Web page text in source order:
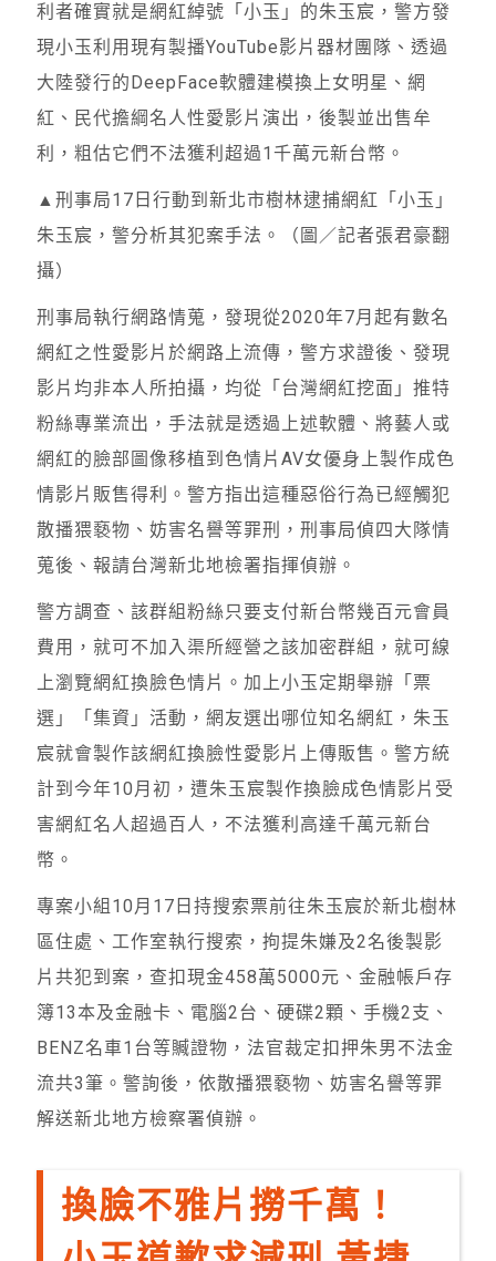
利者確實就是網紅綽號「小玉」的朱玉宸，警方發
現小玉利用現有製播YouTube影片器材團隊、透過
大陸發行的DeepFace軟體建模換上女明星、網
紅、民代擔綱名人性愛影片演出，後製並出售牟
利，粗估它們不法獲利超過1千萬元新台幣。
▲刑事局17日行動到新北市樹林逮捕網紅「小玉」
朱玉宸，警分析其犯案手法。（圖／記者張君豪翻
攝）
刑事局執行網路情蒐，發現從2020年7月起有數名
網紅之性愛影片於網路上流傳，警方求證後、發現
影片均非本人所拍攝，均從「台灣網紅挖面」推特
粉絲專業流出，手法就是透過上述軟體、將藝人或
網紅的臉部圖像移植到色情片AV女優身上製作成色
情影片販售得利。警方指出這種惡俗行為已經觸犯
散播猥褻物、妨害名譽等罪刑，刑事局偵四大隊情
蒐後、報請台灣新北地檢署指揮偵辦。
警方調查、該群組粉絲只要支付新台幣幾百元會員
費用，就可不加入渠所經營之該加密群組，就可線
上瀏覽網紅換臉色情片。加上小玉定期舉辦「票
選」「集資」活動，網友選出哪位知名網紅，朱玉
宸就會製作該網紅換臉性愛影片上傳販售。警方統
計到今年10月初，遭朱玉宸製作換臉成色情影片受
害網紅名人超過百人，不法獲利高達千萬元新台
幣。
專案小組10月17日持搜索票前往朱玉宸於新北樹林
區住處、工作室執行搜索，拘提朱嫌及2名後製影
片共犯到案，查扣現金458萬5000元、金融帳戶存
簿13本及金融卡、電腦2台、硬碟2顆、手機2支、
BENZ名車1台等贓證物，法官裁定扣押朱男不法金
流共3筆。警詢後，依散播猥褻物、妨害名譽等罪
解送新北地方檢察署偵辦。
換臉不雅片撈千萬！